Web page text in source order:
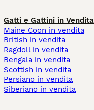
Gatti e Gattini in Vendita
Maine Coon in vendita
British in vendita
Ragdoll in vendita
Bengala in vendita
Scottish in vendita
Persiano in vendita
Siberiano in vendita